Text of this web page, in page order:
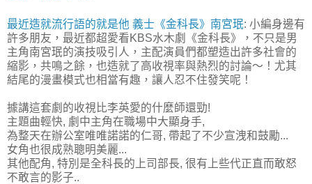
最近造就流行語的就是他 義士《金科長》南宮珉: 小編身邊有
許多朋友，最近都超愛看KBS水木劇《金科長》，不只是男
主角南宮珉的演技吸引人，主配演員們都塑造出許多社會的
縮影，共鳴之餘，也造就了高收視率與熱烈的討論～！尤其
結尾的漫畫模式也相當有趣，讓人忍不住發笑呢！
據講這套劇的收視比李英愛的什麼師還勁!
主題曲輕快, 劇中主角在職場中大顯身手,
為整天在辦公室唯唯諾諾的仁哥, 帶起了不少宣洩和鼓勵...
女角也很成熟聰明美麗...
其他配角, 特別是全科長的上司部長, 很有上些代正直而敢怒
不敢言的影子..